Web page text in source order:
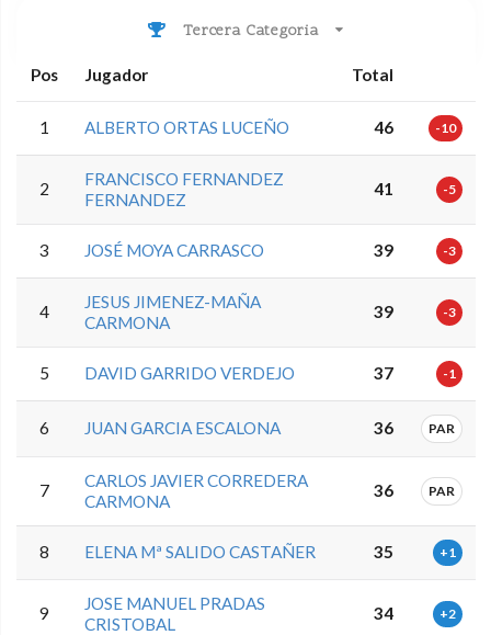
Tercera Categoria
Pos Jugador Total
1 ALBERTO ORTAS LUCEÑO 46 -10
2
FRANCISCO FERNANDEZ
FERNANDEZ
41 -5
3 JOSÉ MOYA CARRASCO 39 -3
4
JESUS JIMENEZ-MAÑA
CARMONA
39 -3
5 DAVID GARRIDO VERDEJO 37 -1
6 JUAN GARCIA ESCALONA 36 PAR
7
CARLOS JAVIER CORREDERA
CARMONA
36 PAR
8 ELENA Mª SALIDO CASTAÑER 35 +1
9
JOSE MANUEL PRADAS
CRISTOBAL
34 +2